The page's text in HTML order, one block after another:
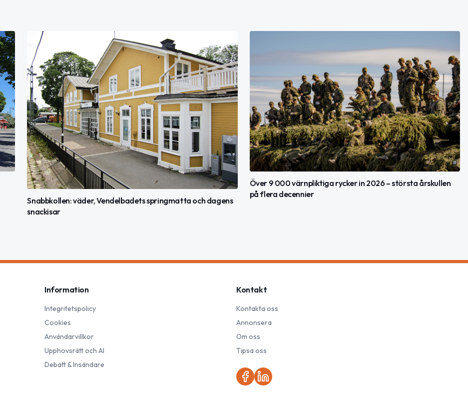
Snabbkollen: väder, Vendelbadets springmatta och dagens
snackisar
Över 9 000 värnpliktiga rycker in 2026 – största årskullen
på flera decennier
Information
Integritetspolicy
Cookies
Användarvillkor
Upphovsrätt och AI
Debatt & Insändare
Kontakt
Kontakta oss
Annonsera
Om oss
Tipsa oss